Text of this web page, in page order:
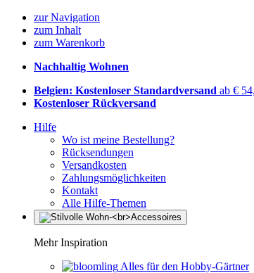
zur Navigation
zum Inhalt
zum Warenkorb
Nachhaltig Wohnen
Belgien: Kostenloser Standardversand ab €
Kostenloser Rückversand
Hilfe
Wo ist meine Bestellung?
Rücksendungen
Versandkosten
Zahlungsmöglichkeiten
Kontakt
Alle Hilfe-Themen
Mehr Inspiration
Alles für den Hobby-Gärtner